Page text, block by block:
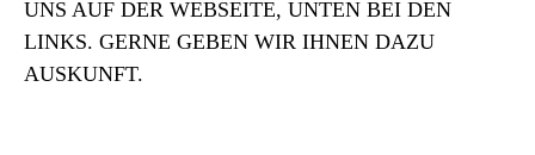
UNS AUF DER WEBSEITE, UNTEN BEI DEN
LINKS. GERNE GEBEN WIR IHNEN DAZU
AUSKUNFT.